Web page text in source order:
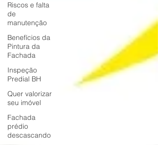
Riscos e falta
de
manutenção
Benefícios da
Pintura da
Fachada
Inspeção
Predial BH
Quer valorizar
seu imóvel
Fachada
prédio
descascando